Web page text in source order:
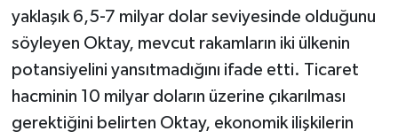
yaklaşık 6,5-7 milyar dolar seviyesinde olduğunu
söyleyen Oktay, mevcut rakamların iki ülkenin
potansiyelini yansıtmadığını ifade etti. Ticaret
hacminin 10 milyar doların üzerine çıkarılması
gerektiğini belirten Oktay, ekonomik ilişkilerin